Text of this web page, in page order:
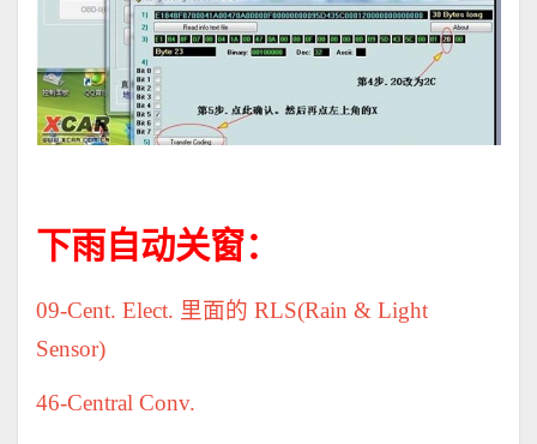
下雨自动关窗：
09-Cent. Elect. 里面的 RLS(Rain & Light
Sensor)
46-Central Conv.